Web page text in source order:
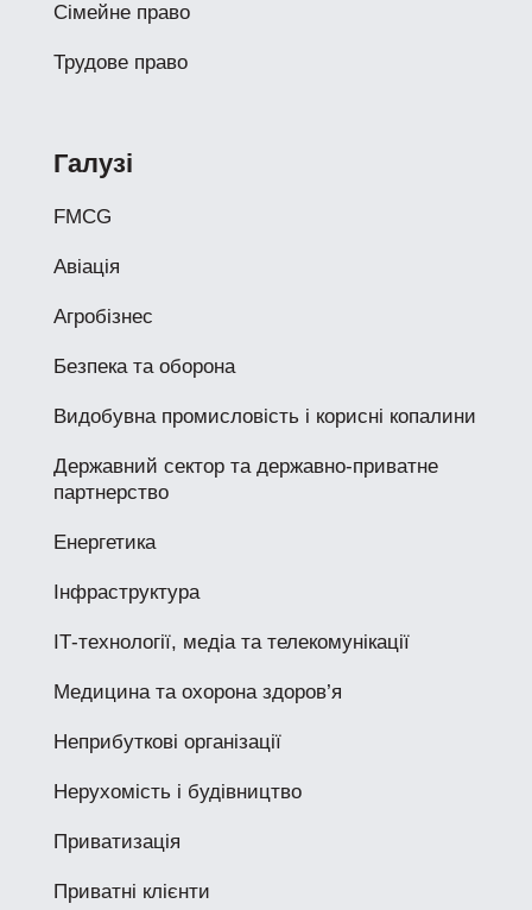
Сімейне право
Трудове право
Галузі
FMCG
Авіація
Агробізнес
Безпека та оборона
Видобувна промисловість і корисні копалини
Державний сектор та державно-приватне
партнерство
Енергетика
Інфраструктура
ІТ-технології, медіа та телекомунікації
Медицина та охорона здоров’я
Неприбуткові організації
Нерухомість і будівництво
Приватизація
Приватні клієнти